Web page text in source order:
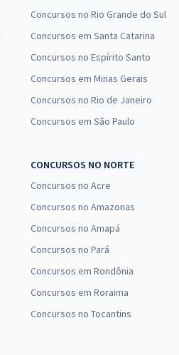
Concursos no Rio Grande do Sul
Concursos em Santa Catarina
Concursos no Espírito Santo
Concursos em Minas Gerais
Concursos no Rio de Janeiro
Concursos em São Paulo
CONCURSOS NO NORTE
Concursos no Acre
Concursos no Amazonas
Concursos no Amapá
Concursos no Pará
Concursos em Rondônia
Concursos em Roraima
Concursos no Tocantins